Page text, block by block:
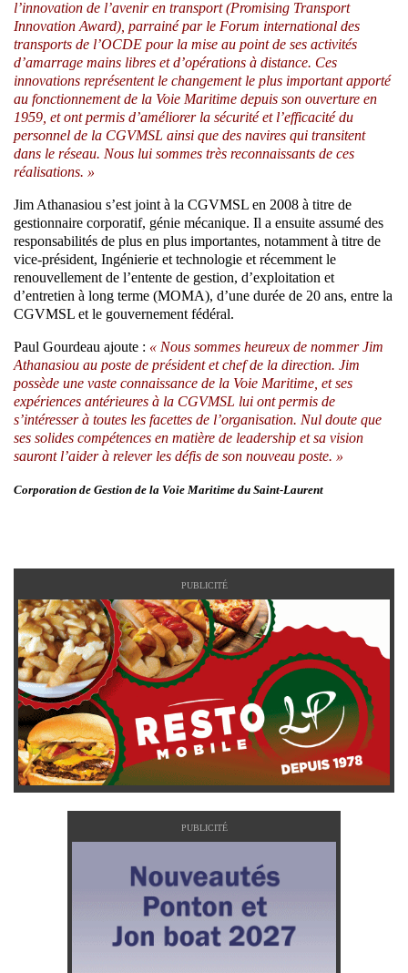
l’innovation de l’avenir en transport (Promising Transport
Innovation Award), parrainé par le Forum international des
transports de l’OCDE pour la mise au point de ses activités
d’amarrage mains libres et d’opérations à distance. Ces
innovations représentent le changement le plus important apporté
au fonctionnement de la Voie Maritime depuis son ouverture en
1959, et ont permis d’améliorer la sécurité et l’efficacité du
personnel de la CGVMSL ainsi que des navires qui transitent
dans le réseau. Nous lui sommes très reconnaissants de ces
réalisations. »
Jim Athanasiou s’est joint à la CGVMSL en 2008 à titre de
gestionnaire corporatif, génie mécanique. Il a ensuite assumé des
responsabilités de plus en plus importantes, notamment à titre de
vice-président, Ingénierie et technologie et récemment le
renouvellement de l’entente de gestion, d’exploitation et
d’entretien à long terme (MOMA), d’une durée de 20 ans, entre la
CGVMSL et le gouvernement fédéral.
Paul Gourdeau ajoute : « Nous sommes heureux de nommer Jim
Athanasiou au poste de président et chef de la direction. Jim
possède une vaste connaissance de la Voie Maritime, et ses
expériences antérieures à la CGVMSL lui ont permis de
s’intéresser à toutes les facettes de l’organisation. Nul doute que
ses solides compétences en matière de leadership et sa vision
sauront l’aider à relever les défis de son nouveau poste. »
Corporation de Gestion de la Voie Maritime du Saint-Laurent
PUBLICITÉ
PUBLICITÉ